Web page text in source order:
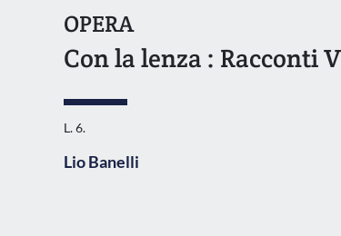
OPERA
Con la lenza : Racconti
L. 6.
Lio Banelli